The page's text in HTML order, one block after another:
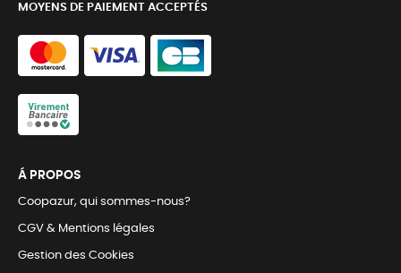
MOYENS DE PAIEMENT ACCEPTÉS
Á PROPOS
Coopazur, qui sommes-nous?
CGV & Mentions légales
Gestion des Cookies